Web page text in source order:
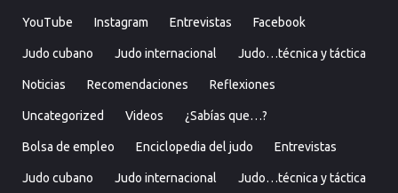
YouTube Instagram Entrevistas Facebook
Judo cubano Judo internacional Judo…técnica y táctica
Noticias Recomendaciones Reflexiones
Uncategorized Videos ¿Sabías que…?
Bolsa de empleo Enciclopedia del judo Entrevistas
Judo cubano Judo internacional Judo…técnica y táctica